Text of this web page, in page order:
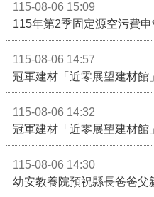
115-08-06 15:09
115-08-06 14:57
115-08-06 14:32
115-08-06 14:30
幼安教養院預祝縣長爸爸父